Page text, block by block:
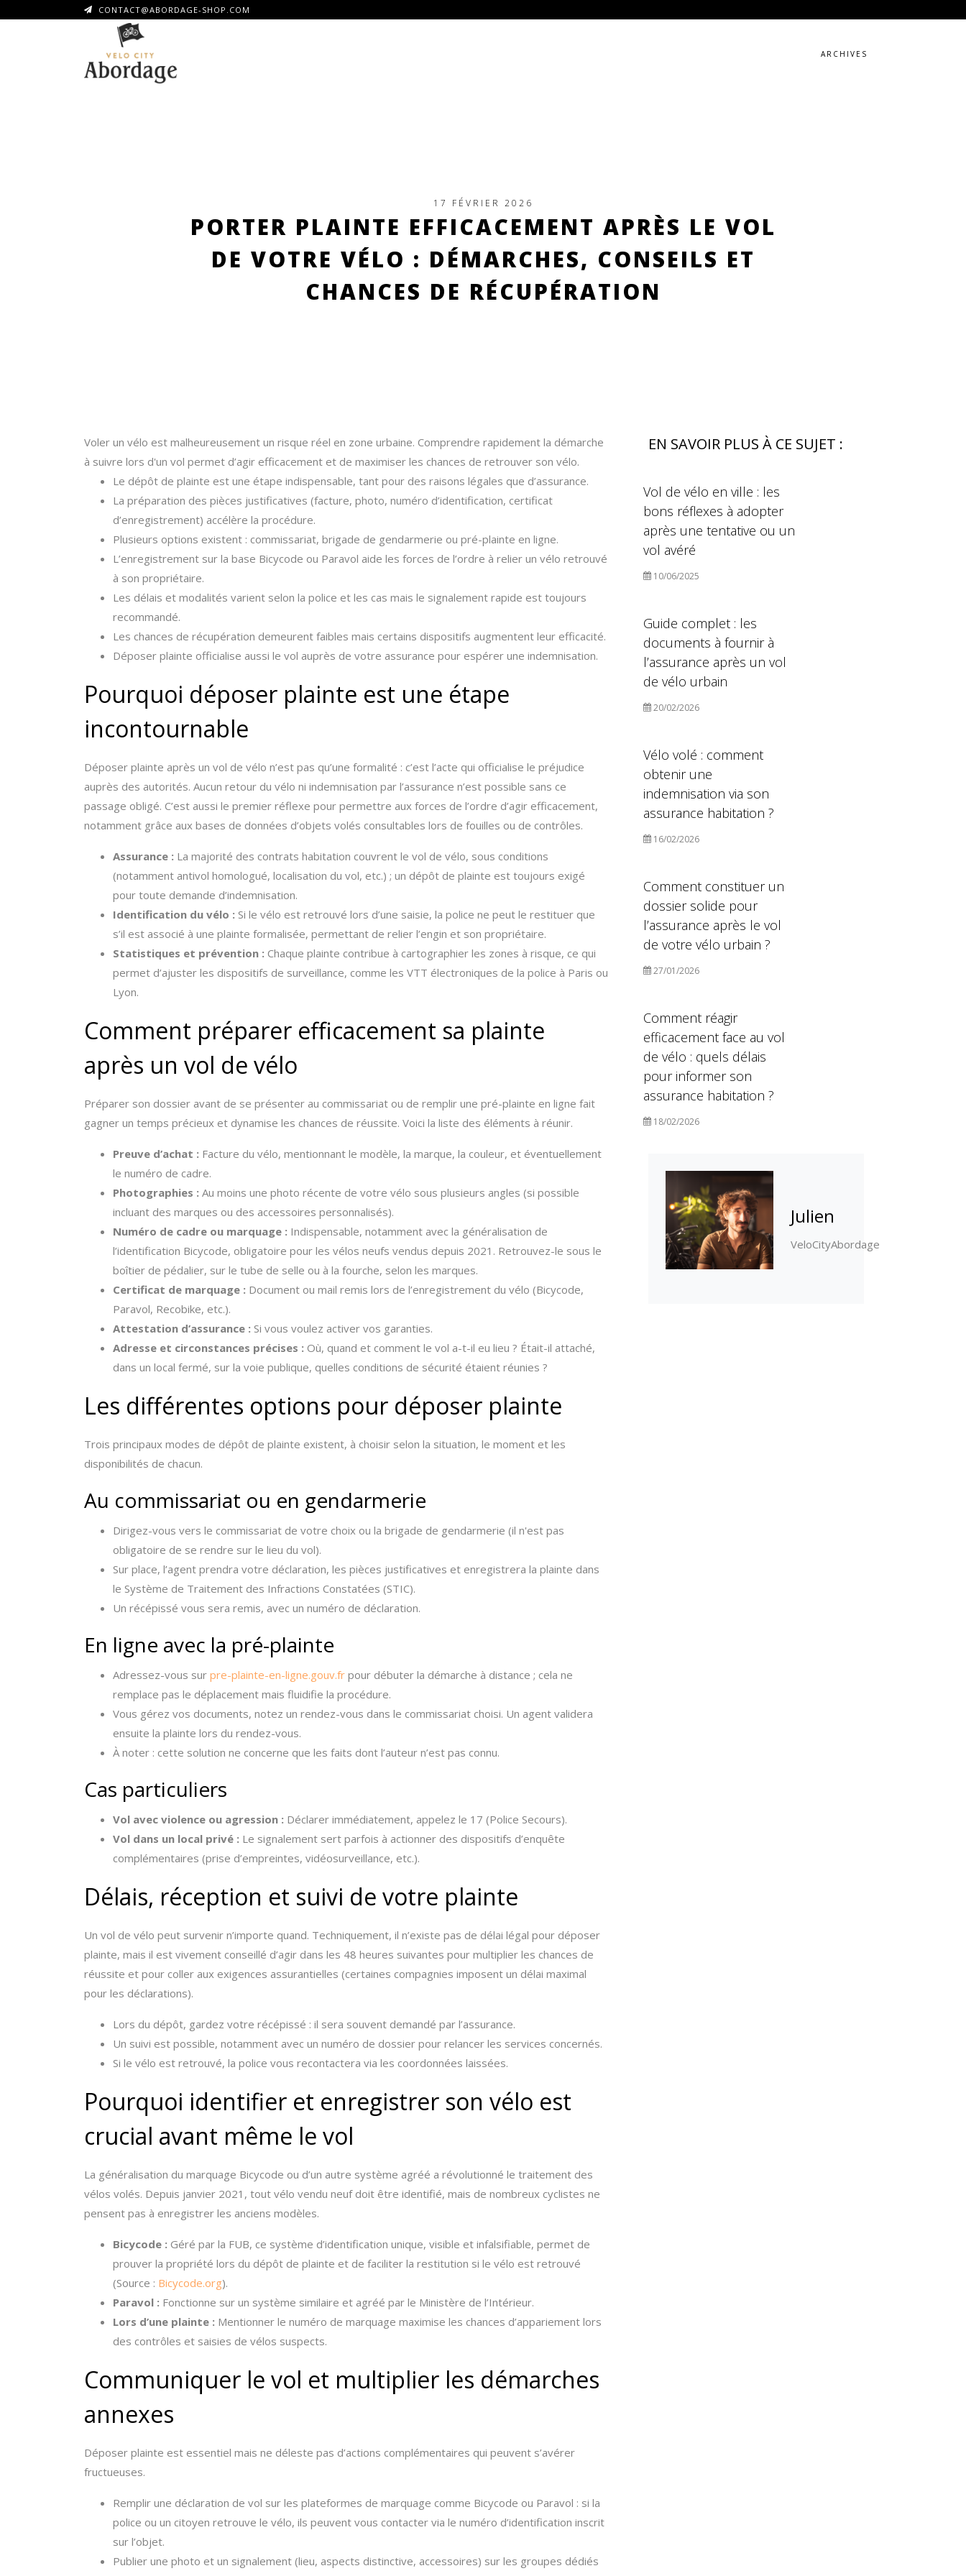
CONTACT@ABORDAGE-SHOP.COM
ARCHIVES
17 FÉVRIER 2026
PORTER PLAINTE EFFICACEMENT APRÈS LE VOL
DE VOTRE VÉLO : DÉMARCHES, CONSEILS ET
CHANCES DE RÉCUPÉRATION
Voler un vélo est malheureusement un risque réel en zone urbaine. Comprendre rapidement la démarche
à suivre lors d'un vol permet d’agir efficacement et de maximiser les chances de retrouver son vélo.
Le dépôt de plainte est une étape indispensable, tant pour des raisons légales que d’assurance.
La préparation des pièces justificatives (facture, photo, numéro d’identification, certificat
d’enregistrement) accélère la procédure.
Plusieurs options existent : commissariat, brigade de gendarmerie ou pré-plainte en ligne.
L’enregistrement sur la base Bicycode ou Paravol aide les forces de l’ordre à relier un vélo retrouvé
à son propriétaire.
Les délais et modalités varient selon la police et les cas mais le signalement rapide est toujours
recommandé.
Les chances de récupération demeurent faibles mais certains dispositifs augmentent leur efficacité.
Déposer plainte officialise aussi le vol auprès de votre assurance pour espérer une indemnisation.
Pourquoi déposer plainte est une étape
incontournable
Déposer plainte après un vol de vélo n’est pas qu’une formalité : c’est l’acte qui officialise le préjudice
auprès des autorités. Aucun retour du vélo ni indemnisation par l’assurance n’est possible sans ce
passage obligé. C’est aussi le premier réflexe pour permettre aux forces de l’ordre d’agir efficacement,
notamment grâce aux bases de données d’objets volés consultables lors de fouilles ou de contrôles.
Assurance : La majorité des contrats habitation couvrent le vol de vélo, sous conditions
(notamment antivol homologué, localisation du vol, etc.) ; un dépôt de plainte est toujours exigé
pour toute demande d’indemnisation.
Identification du vélo : Si le vélo est retrouvé lors d’une saisie, la police ne peut le restituer que
s’il est associé à une plainte formalisée, permettant de relier l’engin et son propriétaire.
Statistiques et prévention : Chaque plainte contribue à cartographier les zones à risque, ce qui
permet d’ajuster les dispositifs de surveillance, comme les VTT électroniques de la police à Paris ou
Lyon.
Comment préparer efficacement sa plainte
après un vol de vélo
Préparer son dossier avant de se présenter au commissariat ou de remplir une pré-plainte en ligne fait
gagner un temps précieux et dynamise les chances de réussite. Voici la liste des éléments à réunir.
Preuve d’achat : Facture du vélo, mentionnant le modèle, la marque, la couleur, et éventuellement
le numéro de cadre.
Photographies : Au moins une photo récente de votre vélo sous plusieurs angles (si possible
incluant des marques ou des accessoires personnalisés).
Numéro de cadre ou marquage : Indispensable, notamment avec la généralisation de
l’identification Bicycode, obligatoire pour les vélos neufs vendus depuis 2021. Retrouvez-le sous le
boîtier de pédalier, sur le tube de selle ou à la fourche, selon les marques.
Certificat de marquage : Document ou mail remis lors de l’enregistrement du vélo (Bicycode,
Paravol, Recobike, etc.).
Attestation d’assurance : Si vous voulez activer vos garanties.
Adresse et circonstances précises : Où, quand et comment le vol a-t-il eu lieu ? Était-il attaché,
dans un local fermé, sur la voie publique, quelles conditions de sécurité étaient réunies ?
Les différentes options pour déposer plainte
Trois principaux modes de dépôt de plainte existent, à choisir selon la situation, le moment et les
disponibilités de chacun.
Au commissariat ou en gendarmerie
Dirigez-vous vers le commissariat de votre choix ou la brigade de gendarmerie (il n'est pas
obligatoire de se rendre sur le lieu du vol).
Sur place, l’agent prendra votre déclaration, les pièces justificatives et enregistrera la plainte dans
le Système de Traitement des Infractions Constatées (STIC).
Un récépissé vous sera remis, avec un numéro de déclaration.
En ligne avec la pré-plainte
Adressez-vous sur pre-plainte-en-ligne.gouv.fr pour débuter la démarche à distance ; cela ne
remplace pas le déplacement mais fluidifie la procédure.
Vous gérez vos documents, notez un rendez-vous dans le commissariat choisi. Un agent validera
ensuite la plainte lors du rendez-vous.
À noter : cette solution ne concerne que les faits dont l’auteur n’est pas connu.
Cas particuliers
Vol avec violence ou agression : Déclarer immédiatement, appelez le 17 (Police Secours).
Vol dans un local privé : Le signalement sert parfois à actionner des dispositifs d’enquête
complémentaires (prise d’empreintes, vidéosurveillance, etc.).
Délais, réception et suivi de votre plainte
Un vol de vélo peut survenir n’importe quand. Techniquement, il n’existe pas de délai légal pour déposer
plainte, mais il est vivement conseillé d’agir dans les 48 heures suivantes pour multiplier les chances de
réussite et pour coller aux exigences assurantielles (certaines compagnies imposent un délai maximal
pour les déclarations).
Lors du dépôt, gardez votre récépissé : il sera souvent demandé par l’assurance.
Un suivi est possible, notamment avec un numéro de dossier pour relancer les services concernés.
Si le vélo est retrouvé, la police vous recontactera via les coordonnées laissées.
Pourquoi identifier et enregistrer son vélo est
crucial avant même le vol
La généralisation du marquage Bicycode ou d’un autre système agréé a révolutionné le traitement des
vélos volés. Depuis janvier 2021, tout vélo vendu neuf doit être identifié, mais de nombreux cyclistes ne
pensent pas à enregistrer les anciens modèles.
Bicycode : Géré par la FUB, ce système d’identification unique, visible et infalsifiable, permet de
prouver la propriété lors du dépôt de plainte et de faciliter la restitution si le vélo est retrouvé
(Source : Bicycode.org).
Paravol : Fonctionne sur un système similaire et agréé par le Ministère de l’Intérieur.
Lors d’une plainte : Mentionner le numéro de marquage maximise les chances d’appariement lors
des contrôles et saisies de vélos suspects.
Communiquer le vol et multiplier les démarches
annexes
Déposer plainte est essentiel mais ne déleste pas d’actions complémentaires qui peuvent s’avérer
fructueuses.
Remplir une déclaration de vol sur les plateformes de marquage comme Bicycode ou Paravol : si la
police ou un citoyen retrouve le vélo, ils peuvent vous contacter via le numéro d’identification inscrit
sur l’objet.
Publier une photo et un signalement (lieu, aspects distinctive, accessoires) sur les groupes dédiés
EN SAVOIR PLUS À CE SUJET :
Vol de vélo en ville : les
bons réflexes à adopter
après une tentative ou un
vol avéré
10/06/2025
Guide complet : les
documents à fournir à
l’assurance après un vol
de vélo urbain
20/02/2026
Vélo volé : comment
obtenir une
indemnisation via son
assurance habitation ?
16/02/2026
Comment constituer un
dossier solide pour
l’assurance après le vol
de votre vélo urbain ?
27/01/2026
Comment réagir
efficacement face au vol
de vélo : quels délais
pour informer son
assurance habitation ?
18/02/2026
Julien
VeloCityAbordage